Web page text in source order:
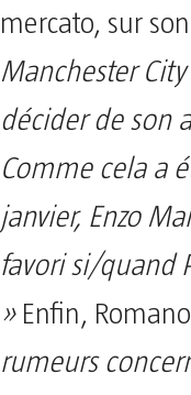
mercato, sur
Manchester
décider de son
Comme cela a
janvier, Enzo
favori si/quand
»Enfin,
rumeurs